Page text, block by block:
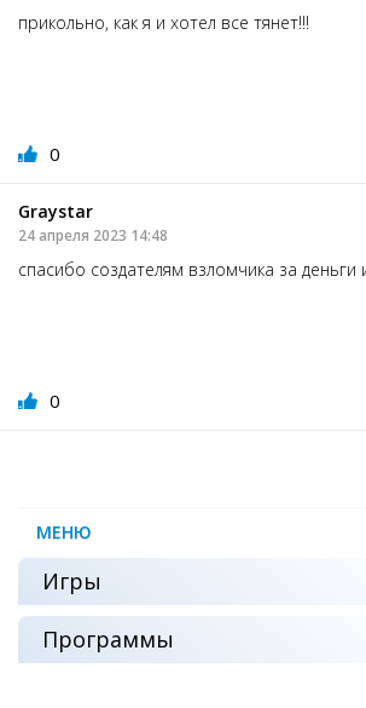
прикольно, как я и хотел все тянет!!!
0
Graystar
24 апреля 2023 14:48
спасибо создателям взломчика за деньги
0
МЕНЮ
Игры
Программы